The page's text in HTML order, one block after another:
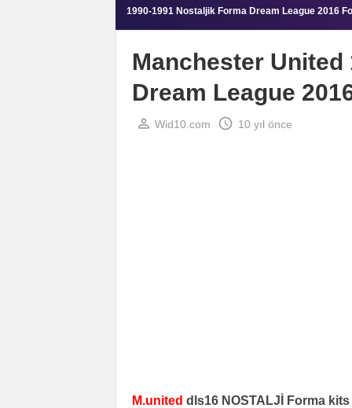
1990-1991 Nostaljik Forma Dream League 2016
Manchester United
Dream League
perm_identity Wid10.com schedule 10 yıl önce
M.united dls16 NOSTALJİ Forma